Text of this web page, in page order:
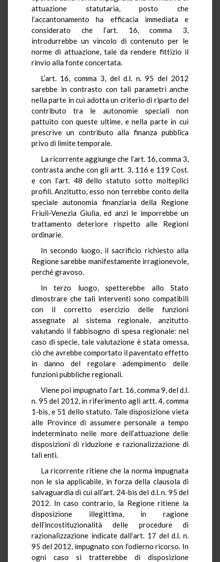
attuazione statutaria, posto che
l’accantonamento ha efficacia immediata e
considerato che l’art. 16, comma 3,
introdurrebbe un vincolo di contenuto per le
norme di attuazione, tale da rendere fittizio il
rinvio alla fonte concertata.
L’art. 16, comma 3, del d.l. n. 95 del 2012
sarebbe in contrasto con tali parametri anche
nella parte in cui adotta un criterio di riparto del
contributo tra le autonomie speciali non
pattuito con queste ultime, e nella parte in cui
prescrive un contributo alla finanza pubblica
privo di limite temporale.
La ricorrente aggiunge che l’art. 16, comma 3,
contrasta anche con gli artt. 3, 116 e 119 Cost.
e con l’art. 48 dello statuto sotto molteplici
profili. Anzitutto, esso non terrebbe conto della
speciale autonomia finanziaria della Regione
Friuli-Venezia Giulia, ed anzi le imporrebbe un
trattamento deteriore rispetto alle Regioni
ordinarie.
In secondo luogo, il sacrificio richiesto alla
Regione sarebbe manifestamente irragionevole,
perché gravoso.
In terzo luogo, spetterebbe allo Stato
dimostrare che tali interventi sono compatibili
con il corretto esercizio delle funzioni
assegnate al sistema regionale, anzitutto
valutando il fabbisogno di spesa regionale: nel
caso di specie, tale valutazione è stata omessa,
ciò che avrebbe comportato il paventato effetto
in danno del regolare adempimento delle
funzioni pubbliche regionali.
Viene poi impugnato l’art. 16, comma 9, del d.l.
n. 95 del 2012, in riferimento agli artt. 4, comma
1-bis, e 51 dello statuto. Tale disposizione vieta
alle Province di assumere personale a tempo
indeterminato nelle more dell’attuazione delle
disposizioni di riduzione e razionalizzazione di
tali enti.
La ricorrente ritiene che la norma impugnata
non le sia applicabile, in forza della clausola di
salvaguardia di cui all’art. 24-bis del d.l. n. 95 del
2012. In caso contrario, la Regione ritiene la
disposizione illegittima, in ragione
dell’incostituzionalità delle procedure di
razionalizzazione indicate dall’art. 17 del d.l. n.
95 del 2012, impugnato con l’odierno ricorso. In
ogni caso si tratterebbe di disposizione